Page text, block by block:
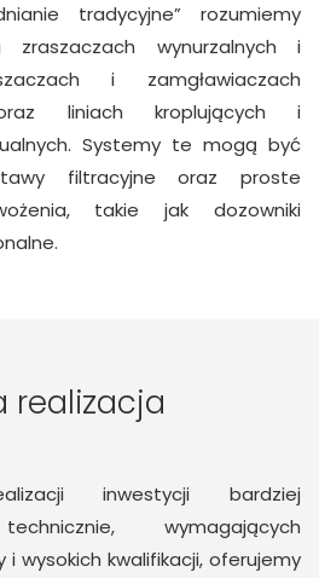
tradycyjne” rozumiemy
wynurzalnych i
i zamgławiaczach
oraz liniach kroplujących i
Systemy te mogą być
filtracyjne oraz proste
takie jak dozowniki
realizacja
inwestycji bardziej
wymagających
wysokich kwalifikacji, oferujemy